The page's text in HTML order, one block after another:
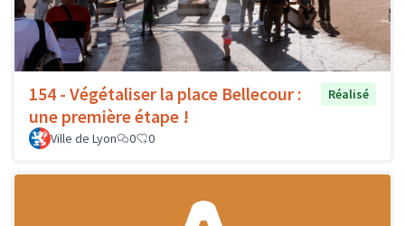
154 - Végétaliser la place Bellecour :
une première étape !
Réalisé
Ville de Lyon 0 0